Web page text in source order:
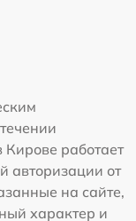
работает
авторизации от
на сайте,
характер и